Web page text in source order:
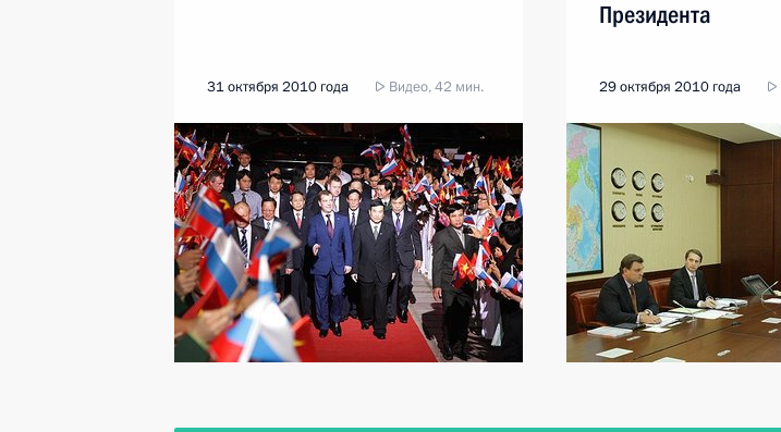
31 октября 2010 года Видео, 42 мин.
Президента
29 октября 2010 года